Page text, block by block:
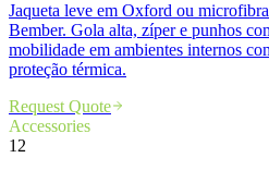
Jaqueta leve em Oxford ou
Bember. Gola alta, zíper e punhos
mobilidade em ambientes internos
proteção térmica.
Request Quote
Accessories
12